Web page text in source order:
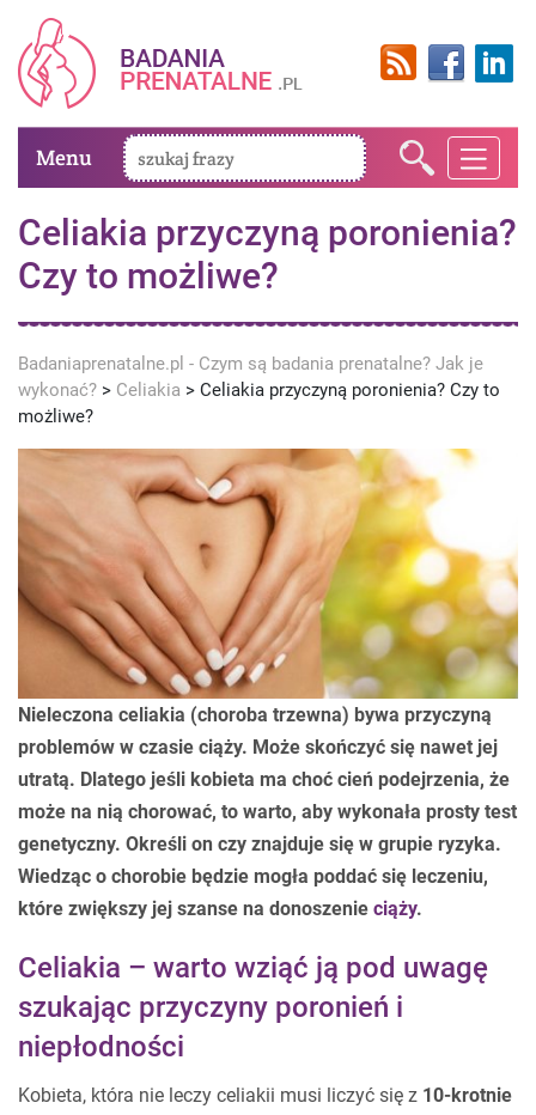
Menu
Celiakia przyczyną poronienia?
Czy to możliwe?
Badaniaprenatalne.pl - Czym są badania prenatalne? Jak je
wykonać? > Celiakia > Celiakia przyczyną poronienia? Czy to
możliwe?
Nieleczona celiakia (choroba trzewna) bywa przyczyną
problemów w czasie ciąży. Może skończyć się nawet jej
utratą. Dlatego jeśli kobieta ma choć cień podejrzenia, że
może na nią chorować, to warto, aby wykonała prosty test
genetyczny. Określi on czy znajduje się w grupie ryzyka.
Wiedząc o chorobie będzie mogła poddać się leczeniu,
które zwiększy jej szanse na donoszenie ciąży.
Celiakia – warto wziąć ją pod uwagę
szukając przyczyny poronień i
niepłodności
Kobieta, która nie leczy celiakii musi liczyć się z 10-krotnie